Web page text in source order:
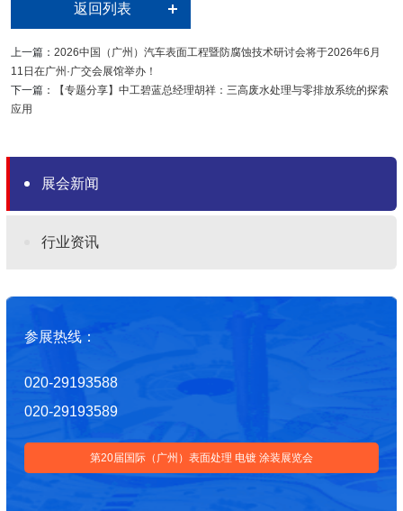
返回列表
上一篇：2026中国（广州）汽车表面工程暨防腐蚀技术研讨会将于2026年6月
11日在广州·广交会展馆举办！
下一篇：
【专题分享】中工碧蓝总经理胡祥：三高废水处理与零排放系统的探索
应用
展会新闻
行业资讯
参展热线：
020-29193588
020-29193589
第20届国际（广州）表面处理 电镀 涂装展览会